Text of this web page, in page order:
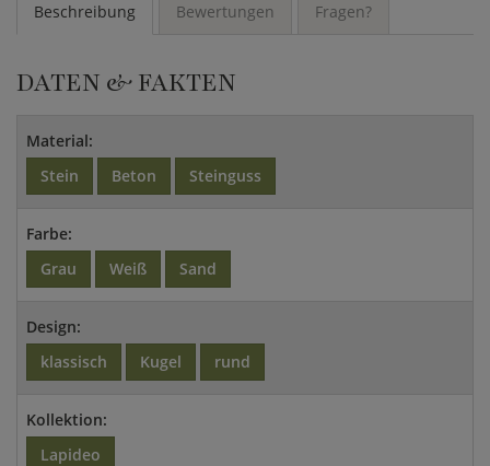
Beschreibung Bewertungen Fragen?
DATEN & FAKTEN
Material:
Stein
Beton Steinguss
Farbe:
Grau
Weiß Sand
Design:
klassisch
Kugel rund
Kollektion:
Lapideo